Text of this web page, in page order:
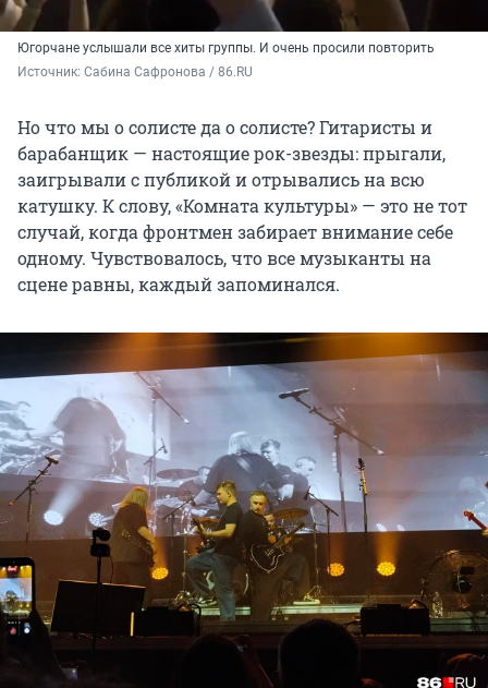
Югорчане услышали все хиты группы. И очень просили повторить
Источник: Сабина Сафронова / 86.RU
Но что мы о солисте да о солисте? Гитаристы и
барабанщик — настоящие рок-звезды: прыгали,
заигрывали с публикой и отрывались на всю
катушку. К слову, «Комната культуры» — это не тот
случай, когда фронтмен забирает внимание себе
одному. Чувствовалось, что все музыканты на
сцене равны, каждый запоминался.